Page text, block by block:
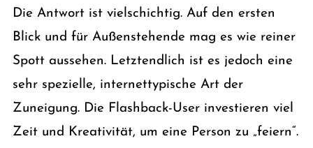
Die Antwort ist vielschichtig. Auf den ersten
Blick und für Außenstehende mag es wie reiner
Spott aussehen. Letztendlich ist es jedoch eine
sehr spezielle, internettypische Art der
Zuneigung. Die Flashback-User investieren viel
Zeit und Kreativität, um eine Person zu „feiern“.